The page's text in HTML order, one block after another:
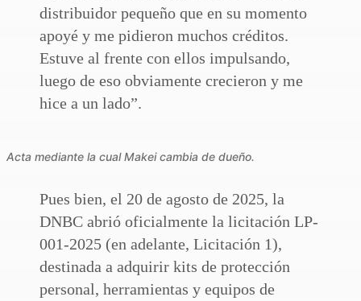
distribuidor pequeño que en su momento
apoyé y me pidieron muchos créditos.
Estuve al frente con ellos impulsando,
luego de eso obviamente crecieron y me
hice a un lado”.
Acta mediante la cual Makei cambia de dueño.
Pues bien, el 20 de agosto de 2025, la
DNBC abrió oficialmente la licitación LP-
001-2025 (en adelante, Licitación 1),
destinada a adquirir kits de protección
personal, herramientas y equipos de